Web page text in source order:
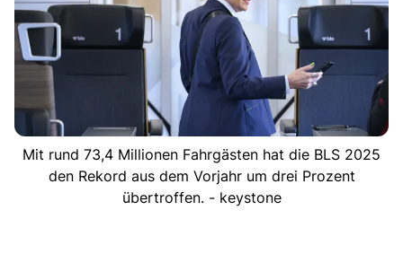
Mit rund 73,4 Millionen Fahrgästen hat die BLS 2025
den Rekord aus dem Vorjahr um drei Prozent
übertroffen. - keystone